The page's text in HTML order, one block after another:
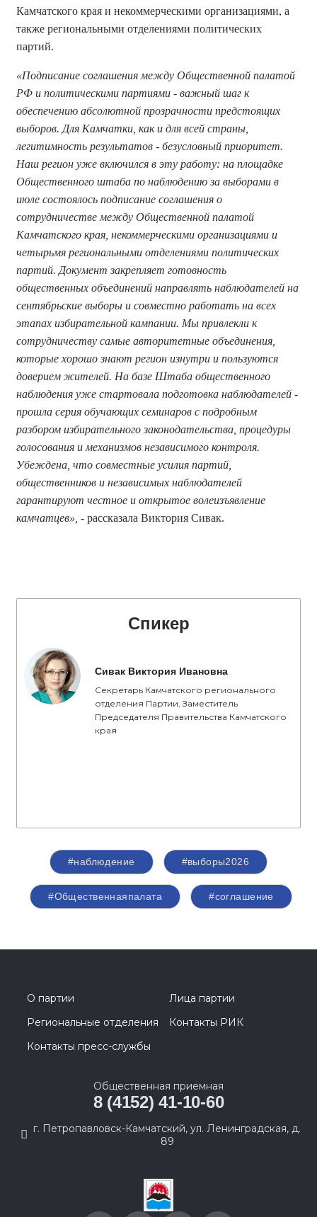
Камчатского края и некоммерческими организациями, а
также региональными отделениями политических
партий.
«Подписание соглашения между Общественной палатой
РФ и политическими партиями - важный шаг к
обеспечению абсолютной прозрачности предстоящих
выборов. Для Камчатки, как и для всей страны,
легитимность результатов - безусловный приоритет.
Наш регион уже включился в эту работу: на площадке
Общественного штаба по наблюдению за выборами в
июле состоялось подписание соглашения о
сотрудничестве между Общественной палатой
Камчатского края, некоммерческими организациями и
четырьмя региональными отделениями политических
партий. Документ закрепляет готовность
общественных объединений направлять наблюдателей на
сентябрьские выборы и совместно работать на всех
этапах избирательной кампании. Мы привлекли к
сотрудничеству самые авторитетные объединения,
которые хорошо знают регион изнутри и пользуются
доверием жителей. На базе Штаба общественного
наблюдения уже стартовала подготовка наблюдателей -
прошла серия обучающих семинаров с подробным
разбором избирательного законодательства, процедуры
голосования и механизмов независимого контроля.
Убеждена, что совместные усилия партий,
общественников и независимых наблюдателей
гарантируют честное и открытое волеизъявление
камчатцев», - рассказала Виктория Сивак.
Спикер
Сивак Виктория Ивановна
Секретарь Камчатского регионального
отделения Партии, Заместитель
Председателя Правительства Камчатского
края
#наблюдение #выборы2026
#Общественнаяпалата #соглашение
О партии
Лица партии
Региональные отделения
Контакты РИК
Контакты пресс-службы
Общественная приемная
8 (4152) 41-10-60
г. Петропавловск-Камчатский, ул. Ленинградская, д.
89